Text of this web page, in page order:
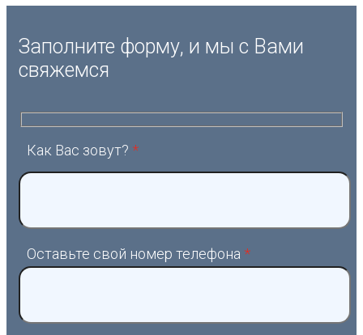
Заполните форму, и мы с Вами
свяжемся
Как Вас зовут? *
Оставьте свой номер телефона *